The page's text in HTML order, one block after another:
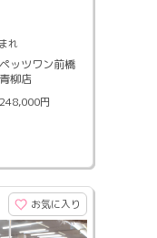
れ
ペッツワン前橋
青柳店
248,000円
お気に入り